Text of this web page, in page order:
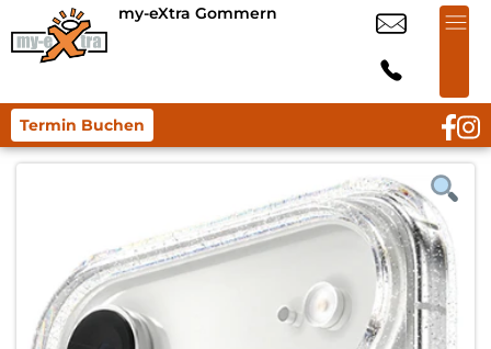
my-eXtra Gommern
Termin Buchen